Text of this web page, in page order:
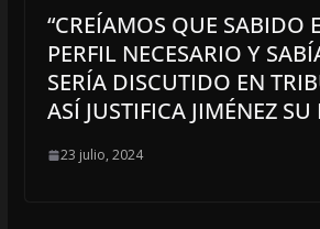
“CREÍAMOS QUE SABIDO
PERFIL NECESARIO Y
SERÍA DISCUTIDO EN
ASÍ JUSTIFICA JIMÉNEZ
23 julio, 2024